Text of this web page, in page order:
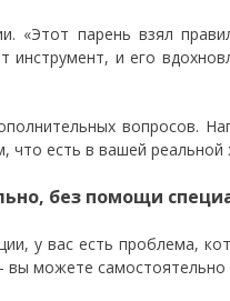
«Этот парень взял
и его
вопросов.
что есть в вашей реальной
без помощи
у вас есть проблема,
можете самостоятельно